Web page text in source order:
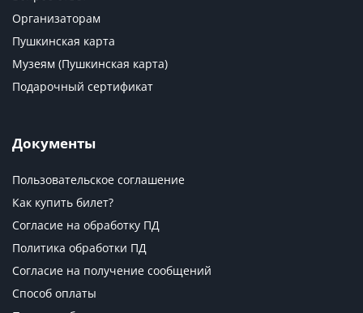
Организаторам
Пушкинская карта
Музеям (Пушкинская карта)
Подарочный сертификат
Документы
Пользовательское соглашение
Как купить билет?
Согласие на обработку ПД
Политика обработки ПД
Согласие на получение сообщений
Способ оплаты